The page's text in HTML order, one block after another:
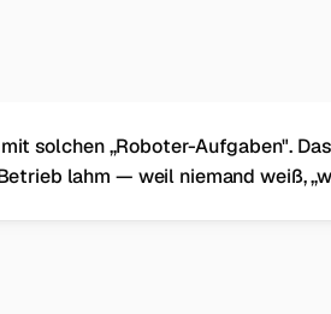
solchen „Roboter-Aufgaben".
lahm — weil niemand weiß,